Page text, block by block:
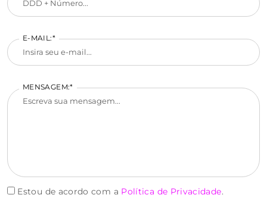
E-MAIL:*
MENSAGEM:*
Estou de acordo com a Política de Privacidade.